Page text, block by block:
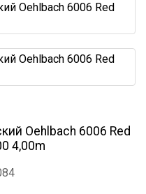
Oehlbach 6006 Red
4,00m